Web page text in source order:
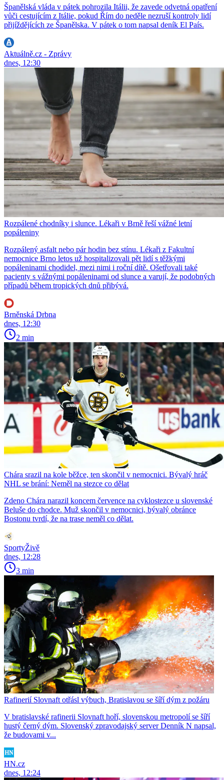
Španělská vláda v pátek pohrozila Itálii, že zavede odvetná opatření
vůči cestujícím z Itálie, pokud Řím do neděle nezruší kontroly lidí
přijíždějících ze Španělska. V pátek o tom napsal deník El País.
Aktuálně.cz - Zprávy
dnes, 12:30
Rozpálené chodníky i slunce. Lékaři v Brně řeší vážné letní
popáleniny
Rozpálený asfalt nebo pár hodin bez stínu. Lékaři z Fakultní
nemocnice Brno letos už hospitalizovali pět lidí s těžkými
popáleninami chodidel, mezi nimi i roční dítě. Ošetřovali také
pacienty s vážnými popáleninami od slunce a varují, že podobných
případů během tropických dnů přibývá.
Brněnská Drbna
dnes, 12:30
2 min
Chára srazil na kole běžce, ten skončil v nemocnici. Bývalý hráč
NHL se brání: Neměl na stezce co dělat
Zdeno Chára narazil koncem července na cyklostezce u slovenské
Beluše do chodce. Muž skončil v nemocnici, bývalý obránce
Bostonu tvrdí, že na trase neměl co dělat.
SportyŽivě
dnes, 12:28
3 min
Rafinerií Slovnaft otřásl výbuch, Bratislavou se šíří dým z požáru
V bratislavské rafinerii Slovnaft hoří, slovenskou metropolí se šíří
hustý černý dým. Slovenský zpravodajský server Denník N napsal,
že budovami v...
HN.cz
dnes, 12:24